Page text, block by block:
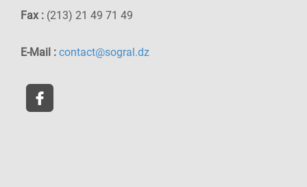
Fax : (213) 21 49 71 49
E-Mail : contact@sogral.dz